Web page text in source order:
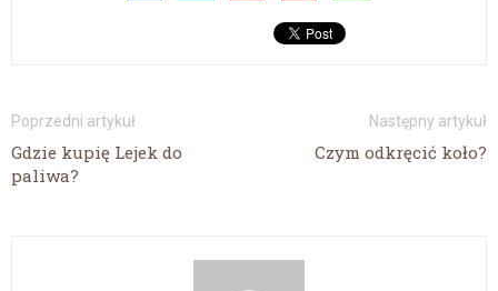
Poprzedni artykuł
Gdzie kupię Lejek do
paliwa?
Następny artykuł
Czym odkręcić koło?